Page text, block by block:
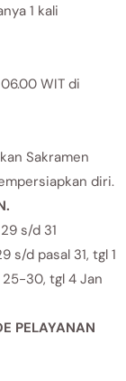
1 kali
WIT di
Sakramen
diri.
s/d 31
s/d pasal 31, tgl 1
30, tgl 4 Jan
PELAYANAN